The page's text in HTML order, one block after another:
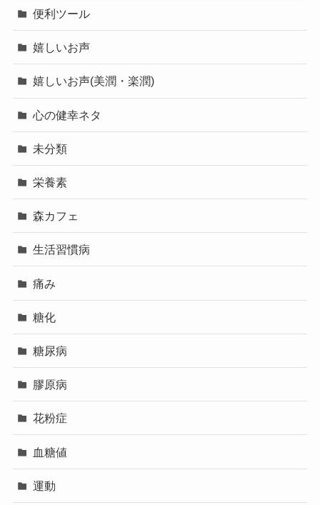
便利ツール
嬉しいお声
嬉しいお声(美潤・楽潤)
心の健幸ネタ
未分類
栄養素
森カフェ
生活習慣病
痛み
糖化
糖尿病
膠原病
花粉症
血糖値
運動